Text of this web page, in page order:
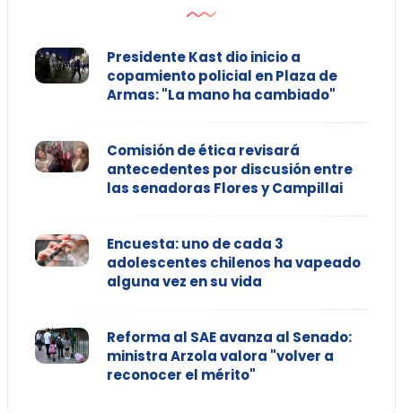
Presidente Kast dio inicio a
copamiento policial en Plaza de
Armas: "La mano ha cambiado"
Comisión de ética revisará
antecedentes por discusión entre
las senadoras Flores y Campillai
Encuesta: uno de cada 3
adolescentes chilenos ha vapeado
alguna vez en su vida
Reforma al SAE avanza al Senado:
ministra Arzola valora "volver a
reconocer el mérito"